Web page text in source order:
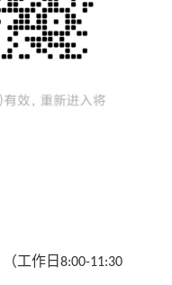
（工作日8:00-11:30